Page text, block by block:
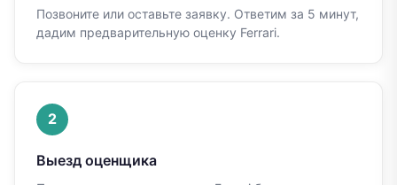
Позвоните или оставьте заявку. Ответим за 5 минут,
дадим предварительную оценку Ferrari.
2
Выезд оценщика